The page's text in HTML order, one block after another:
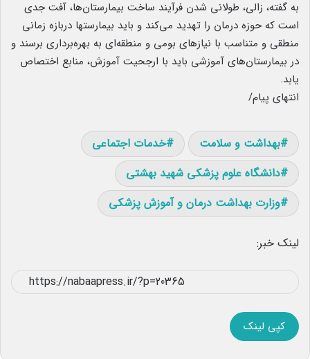
به گفته، زالی، طولانی شدن فرآیند ساخت بیمارستان‌ها، آفت جدی
است که حوزه درمان را تهدید می‌کند و باید بیمارستها دربازه زمانی
منطقی و متناسب با نیازهای بومی و منطقه‌ای به بهره‌برداری برسند و
در بیمارستان‌های آموزشی باید با ارجحیت آموزش، منابع اختصاص
یابد.
انتهای پیام/
بهداشت و سلامت
خدمات اجتماعی
دانشگاه علوم پزشکی شهید بهشتی
وزارت بهداشت درمان و آموزش پزشکی
لینک خبر:
کپی لینک